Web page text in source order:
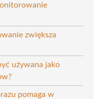
zwiększa
używana jako
pomaga w